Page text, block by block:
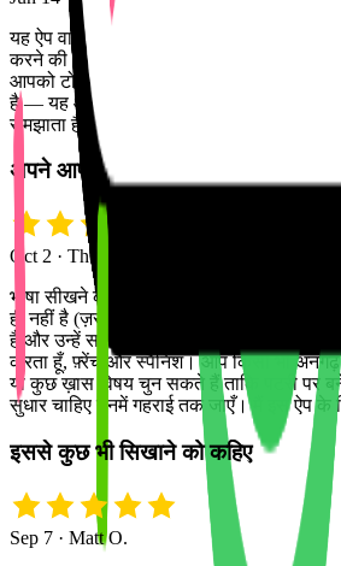
यह ऐप वाकई कमाल का है। आपको पता है न, जब
करने की कोशिश करते हैं और गलतियाँ करते हैं,
आपको टोकना अटपटा हो जाता है? यह ऐप उस
है — यह आपको सुधारता है, बातचीत कभी नहीं
समझाता है!
अपने आप में अनोखा भाषा सीखने वाला ऐप
Oct 2 · The True Rainbow
भाषा सीखने के लिए यह ऐप कमाल का है! यह AI
ही नहीं है (ज़रा भी मशीनी नहीं) — यह आपसे
है और उन्हें समझाता भी है! मैं Tutor Lily को कई
करता हूँ, फ़्रेंच और स्पैनिश। आप किसी भी
या कुछ ख़ास विषय चुन सकते हैं ताकि पटरी पर
सुधार चाहिए उनमें गहराई तक जाएँ। मैं इस ऐप के
इससे कुछ भी सिखाने को कहिए
Sep 7 · Matt O.